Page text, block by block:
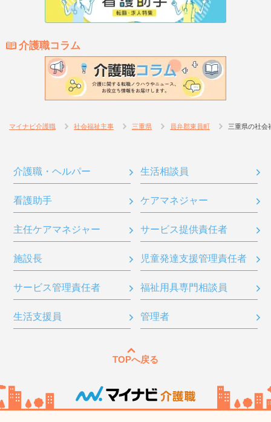
介護職コラム
マイナビ介護職 社会福祉主事 三重県 員弁郡東員町 三重県の社会
介護職・ヘルパー 生活相談員
看護助手 ケアマネジャー
主任ケアマネジャー サービス提供責任者
施設長 児童発達支援管理責任者
サービス管理責任者 福祉用具専門相談員
生活支援員 管理者
TOPへ戻る